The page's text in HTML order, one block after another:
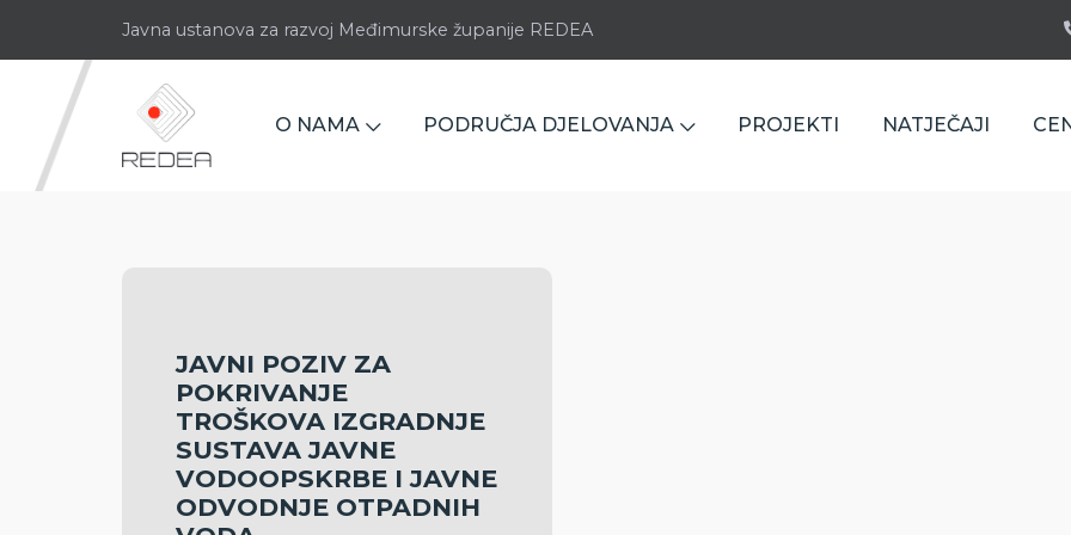
Javna ustanova za razvoj Međimurske županije REDEA
O NAMA PODRUČJA DJELOVANJA PROJEKTI NATJEČAJI
JAVNI POZIV ZA
POKRIVANJE
TROŠKOVA IZGRADNJE
SUSTAVA JAVNE
VODOOPSKRBE I JAVNE
ODVODNJE OTPADNIH